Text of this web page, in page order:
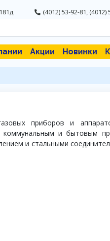
(4012) 53-92-81,(4012)
Акции Новинки
приборов и
и бытовым
и стальными